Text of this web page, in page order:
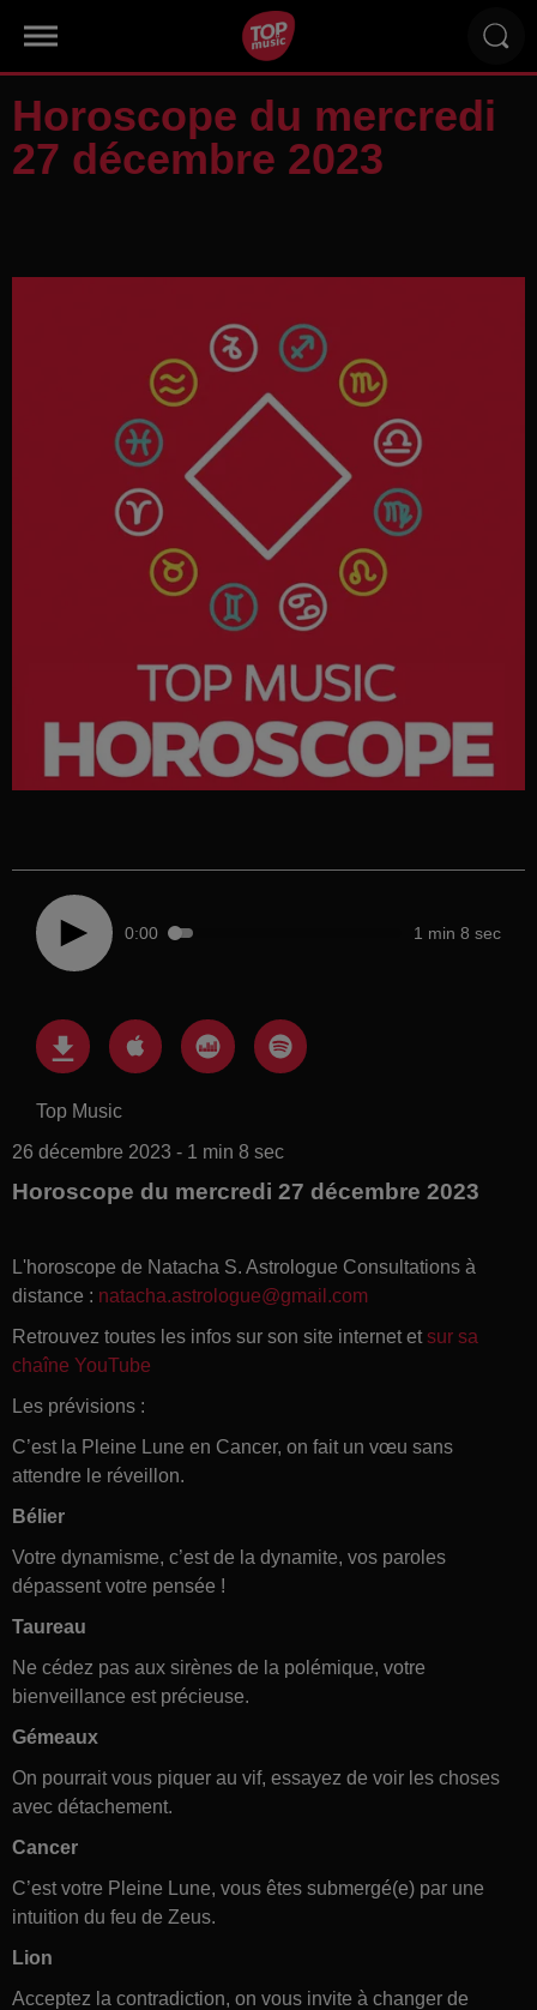
Horoscope du mercredi
27 décembre 2023
0:00 1 min 8 sec
Top Music
26 décembre 2023 - 1 min 8 sec
Horoscope du mercredi 27 décembre 2023
L'horoscope de Natacha S. Astrologue Consultations à
distance : natacha.astrologue@gmail.com
Retrouvez toutes les infos sur son site internet et sur sa
chaîne YouTube
Les prévisions :
C’est la Pleine Lune en Cancer, on fait un vœu sans
attendre le réveillon.
Bélier
Votre dynamisme, c’est de la dynamite, vos paroles
dépassent votre pensée !
Taureau
Ne cédez pas aux sirènes de la polémique, votre
bienveillance est précieuse.
Gémeaux
On pourrait vous piquer au vif, essayez de voir les choses
avec détachement.
Cancer
C’est votre Pleine Lune, vous êtes submergé(e) par une
intuition du feu de Zeus.
Lion
Acceptez la contradiction, on vous invite à changer de